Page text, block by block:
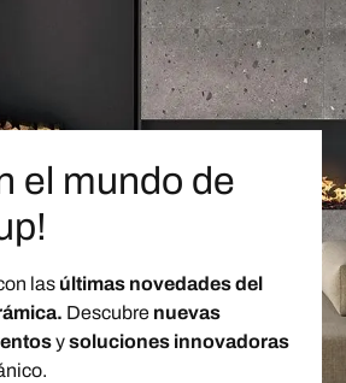
el mundo de
las últimas novedades del
Descubre nuevas
ysoluciones innovadoras